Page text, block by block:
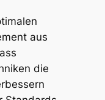
aus
die